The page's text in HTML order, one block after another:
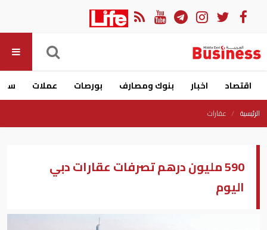
اقتصاد اخبار بنوك ومصارف بورصات عملات
الرئيسية عقارات
590 مليون درهم تصرفات عقارات دبي
اليوم